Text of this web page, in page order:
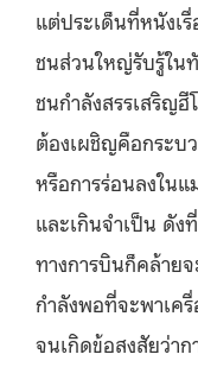
แต่ประเด็นที่หนังเ
ชนส่วนใหญ่รับรู้ใน
ชนกำลังสรรเสริญ
ต้องเผชิญคือกระบ
หรือการร่อนลงใน
และเกินจำเป็น ดัง
ทางการบินก็คล้าย
กำลังพอที่จะพาเค
จนเกิดข้อสงสัยว่า